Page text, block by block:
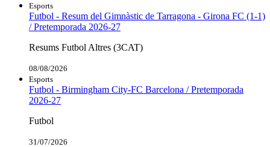
Esports
Futbol - Resum del Gimnàstic de Tarragona - Girona FC (1-1)
/ Pretemporada 2026-27
Resums Futbol Altres (3CAT)
08/08/2026
Esports
Futbol - Birmingham City-FC Barcelona / Pretemporada
2026-27
Futbol
31/07/2026